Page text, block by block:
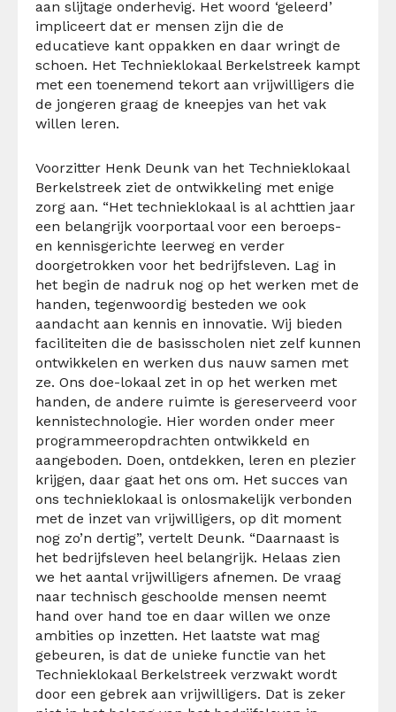
aan slijtage onderhevig. Het woord ‘geleerd’
impliceert dat er mensen zijn die de
educatieve kant oppakken en daar wringt de
schoen. Het Technieklokaal Berkelstreek kampt
met een toenemend tekort aan vrijwilligers die
de jongeren graag de kneepjes van het vak
willen leren.
Voorzitter Henk Deunk van het Technieklokaal
Berkelstreek ziet de ontwikkeling met enige
zorg aan. “Het technieklokaal is al achttien jaar
een belangrijk voorportaal voor een beroeps-
en kennisgerichte leerweg en verder
doorgetrokken voor het bedrijfsleven. Lag in
het begin de nadruk nog op het werken met de
handen, tegenwoordig besteden we ook
aandacht aan kennis en innovatie. Wij bieden
faciliteiten die de basisscholen niet zelf kunnen
ontwikkelen en werken dus nauw samen met
ze. Ons doe-lokaal zet in op het werken met
handen, de andere ruimte is gereserveerd voor
kennistechnologie. Hier worden onder meer
programmeeropdrachten ontwikkeld en
aangeboden. Doen, ontdekken, leren en plezier
krijgen, daar gaat het ons om. Het succes van
ons technieklokaal is onlosmakelijk verbonden
met de inzet van vrijwilligers, op dit moment
nog zo’n dertig”, vertelt Deunk. “Daarnaast is
het bedrijfsleven heel belangrijk. Helaas zien
we het aantal vrijwilligers afnemen. De vraag
naar technisch geschoolde mensen neemt
hand over hand toe en daar willen we onze
ambities op inzetten. Het laatste wat mag
gebeuren, is dat de unieke functie van het
Technieklokaal Berkelstreek verzwakt wordt
door een gebrek aan vrijwilligers. Dat is zeker